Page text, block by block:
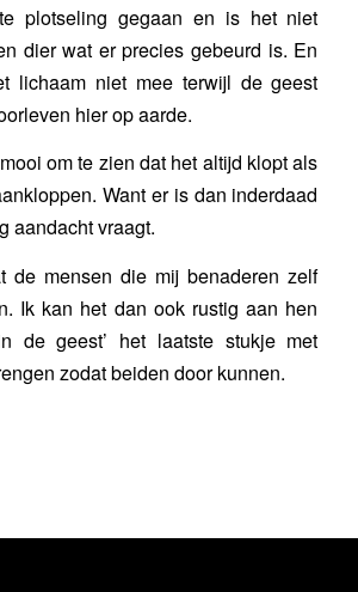
plotseling gegaan en is het niet
dier wat er precies gebeurd is. En
lichaam niet mee terwijl de geest
hier op aarde.
om te zien dat het altijd klopt als
Want er is dan inderdaad
aandacht vraagt.
de mensen die mij benaderen zelf
Ik kan het dan ook rustig aan hen
de geest’ het laatste stukje met
zodat beiden door kunnen.